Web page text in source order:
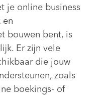
je online business
en
bouwen bent, is
Er zijn vele
die jouw
zoals
boekings- of